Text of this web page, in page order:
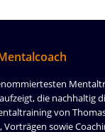
die nachhaltig
von
Vorträgen sowie